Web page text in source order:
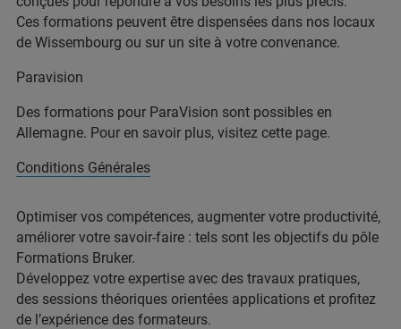
Ces formations peuvent être dispensées dans nos locaux
de Wissembourg ou sur un site à votre convenance.
Paravision
Des formations pour ParaVision sont possibles en
Allemagne. Pour en savoir plus, visitez cette page.
Conditions Générales
Optimiser vos compétences, augmenter votre productivité,
améliorer votre savoir-faire : tels sont les objectifs du pôle
Formations Bruker.
Développez votre expertise avec des travaux pratiques,
des sessions théoriques orientées applications et profitez
de l’expérience des formateurs.